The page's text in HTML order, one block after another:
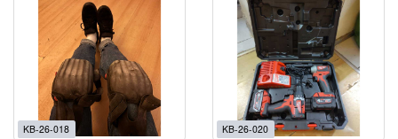
KB-26-018 KB-26-020